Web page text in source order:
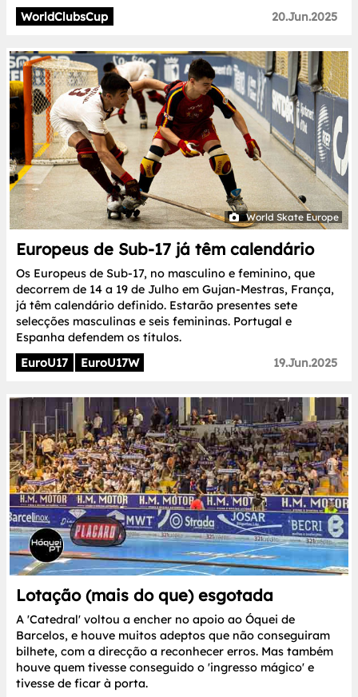
WorldClubsCup
20.Jun.2025
World Skate Europe
Europeus de Sub-17 já têm calendário
Os Europeus de Sub-17, no masculino e feminino, que
decorrem de 14 a 19 de Julho em Gujan-Mestras, França,
já têm calendário definido. Estarão presentes sete
selecções masculinas e seis femininas. Portugal e
Espanha defendem os títulos.
EuroU17
EuroU17W 19.Jun.2025
Lotação (mais do que) esgotada
A 'Catedral' voltou a encher no apoio ao Óquei de
Barcelos, e houve muitos adeptos que não conseguiram
bilhete, com a direcção a reconhecer erros. Mas também
houve quem tivesse conseguido o 'ingresso mágico' e
tivesse de ficar à porta.